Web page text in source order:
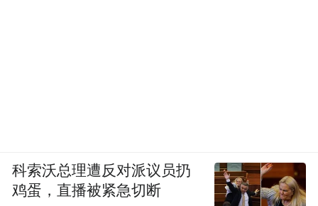
科索沃总理遭反对派议员扔
鸡蛋，直播被紧急切断